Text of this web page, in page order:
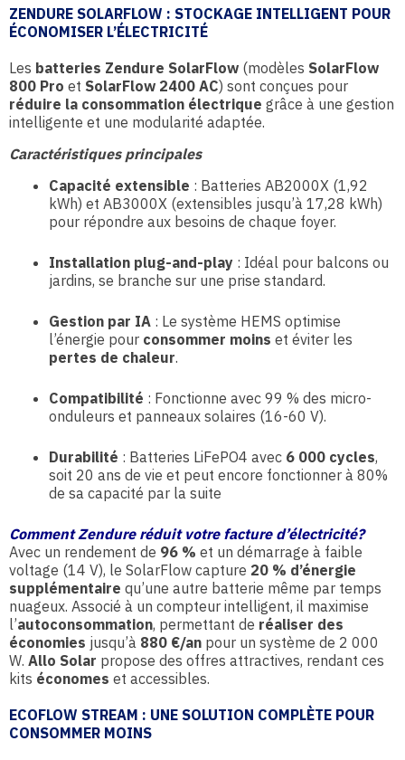
ZENDURE SOLARFLOW : STOCKAGE INTELLIGENT POUR
ÉCONOMISER L’ÉLECTRICITÉ
Les batteries Zendure SolarFlow (modèles SolarFlow
800 Pro et SolarFlow 2400 AC) sont conçues pour
réduire la consommation électrique grâce à une gestion
intelligente et une modularité adaptée.
Caractéristiques principales
Capacité extensible : Batteries AB2000X (1,92
kWh) et AB3000X (extensibles jusqu’à 17,28 kWh)
pour répondre aux besoins de chaque foyer.
Installation plug-and-play : Idéal pour balcons ou
jardins, se branche sur une prise standard.
Gestion par IA : Le système HEMS optimise
l’énergie pour consommer moins et éviter les
pertes de chaleur.
Compatibilité : Fonctionne avec 99 % des micro-
onduleurs et panneaux solaires (16-60 V).
Durabilité : Batteries LiFePO4 avec 6 000 cycles,
soit 20 ans de vie et peut encore fonctionner à 80%
de sa capacité par la suite
Comment Zendure réduit votre facture d’électricité?
Avec un rendement de 96 % et un démarrage à faible
voltage (14 V), le SolarFlow capture 20 % d’énergie
supplémentaire qu’une autre batterie même par temps
nuageux. Associé à un compteur intelligent, il maximise
l’autoconsommation, permettant de réaliser des
économies jusqu’à 880 €/an pour un système de 2 000
W. Allo Solar propose des offres attractives, rendant ces
kits économes et accessibles.
ECOFLOW STREAM : UNE SOLUTION COMPLÈTE POUR
CONSOMMER MOINS